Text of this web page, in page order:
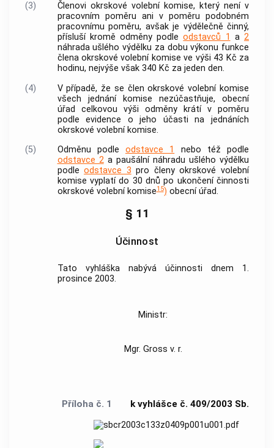
(3)
Členovi okrskové volební komise, který není v
pracovním poměru ani v poměru podobném
pracovnímu poměru, avšak je výdělečně činný,
přísluší kromě odměny podleodstavců 1 a2
náhrada ušlého výdělku za dobu výkonu funkce
člena okrskové volební komise ve výši 43 Kč za
hodinu, nejvýše však 340 Kč za jeden den.
(4)
V případě, že se člen okrskové volební komise
všech jednání komise nezúčastňuje, obecní
úřad celkovou výši odměny krátí v poměru
podle evidence o jeho účasti na jednáních
okrskové volební komise.
(5)
Odměnu podle odstavce 1
nebo též podle
odstavce 2a paušální náhradu ušlého výdělku
podleodstavce 3 pro členy okrskové volební
komise vyplatí do 30 dnů po ukončení činnosti
okrskové volební komise15) obecní úřad.
§ 11
Účinnost
Tato vyhláška nabývá účinnosti dnem 1.
prosince 2003.
Ministr:
Mgr. Gross v. r.
Příloha č. 1 k vyhlášce č. 409/2003 Sb.